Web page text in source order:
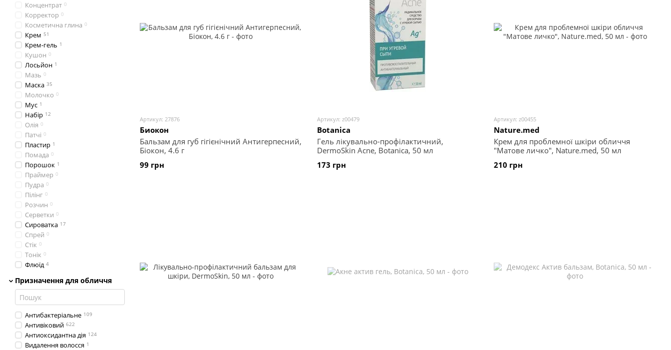
Артикул: 27876
Биокон
Бальзам для губ гігієнічний Антигерпесний,
Біокон, 4.6 г
99 грн
Артикул: z00479
Botanica
Гель лікувально-профілактичний,
DermoSkin Acne, Botanica, 50 мл
173 грн
Артикул: z00455
Nature.med
Крем для проблемної шкіри обличчя
"Матове личко", Nature.med, 50 мл
210 грн
Концентрат 0
Корректор 0
Косметична глина 0
Крем 51
Крем-гель 1
Кушон 0
Лосьйон 1
Мазь 0
Маска 35
Молочко 0
Мус 1
Набір 12
Олія 0
Патчі 0
Пластир 1
Помада 0
Порошок 1
Праймер 0
Пудра 0
Пілінг 0
Розчин 0
Серветки 0
Сироватка 17
Спрей 0
Стік 0
Тонік 0
Флюїд 4
Призначення для обличчя
Антибактеріальне 109
Антивіковий 622
Антиоксидантна дія 124
Видалення волосся 1